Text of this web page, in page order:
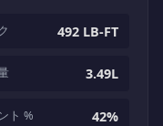
492 LB-FT
3.49L
ト % 42%